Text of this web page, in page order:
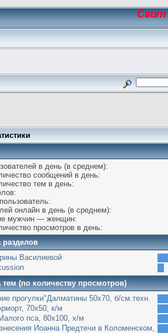
в день (в среднем):
сообщений в день:
тем в день:
онлайн в день (в среднем):
мужчин — женщин:
просмотров в день:
разделов
Василиевой
тем (по количеству просмотров)
прогулки"Далматины 50х70, б/см.техн.
70х50, к/м
пса, 80х100, х/м
Иоанна Предтечи в Коломенском,